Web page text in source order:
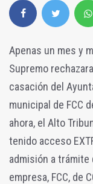
Apenas un mes y
Supremo
casación del
municipal de FCC
ahora, el Alto
tenido acceso
admisión a trámite
empresa, FCC, de